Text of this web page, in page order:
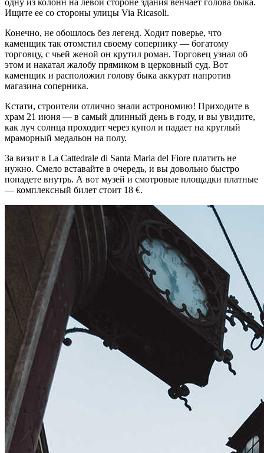
одну из колонн на левой стороне здания венчает голова быка.
Ищите ее со стороны улицы Via Ricasoli.
Конечно, не обошлось без легенд. Ходит поверье, что
каменщик так отомстил своему сопернику — богатому
торговцу, с чьей женой он крутил роман. Торговец узнал об
этом и накатал жалобу прямиком в церковный суд. Вот
каменщик и расположил голову быка аккурат напротив
магазина соперника.
Кстати, строители отлично знали астрономию! Приходите в
храм 21 июня — в самый длинный день в году, и вы увидите,
как луч солнца проходит через купол и падает на круглый
мраморный медальон на полу.
За визит в La Cattedrale di Santa Maria del Fiore платить не
нужно. Смело вставайте в очередь, и вы довольно быстро
попадете внутрь. А вот музей и смотровые площадки платные
— комплексный билет стоит 18 €.